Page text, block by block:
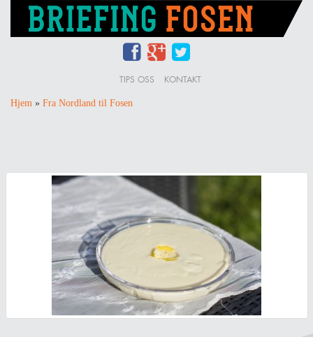
TIPS OSS KONTAKT
Hjem » Fra Nordland til Fosen